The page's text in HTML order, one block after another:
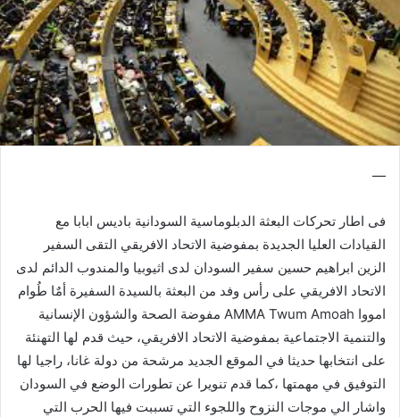
—
فى اطار تحركات البعثة الدبلوماسية السودانية باديس ابابا مع
القيادات العليا الجديدة بمفوضية الاتحاد الافريقي التقى السفير
الزين ابراهيم حسين سفير السودان لدى اثيوبيا والمندوب الدائم لدى
الاتحاد الافريقي على رأس وفد من البعثة بالسيدة السفيرة أمٌا طُوام
امووا AMMA Twum Amoah مفوضة الصحة والشؤون الإنسانية
والتنمية الاجتماعية بمفوضية الاتحاد الافريقي، حيث قدم لها التهنئة
على انتخابها حديثا في الموقع الجديد مرشحة من دولة غانا، راجيا لها
التوفيق في مهمتها ،كما قدم تنويرا عن تطورات الوضع في السودان
واشار الي موجات النزوح واللجوء التي تسببت فيها الحرب التي